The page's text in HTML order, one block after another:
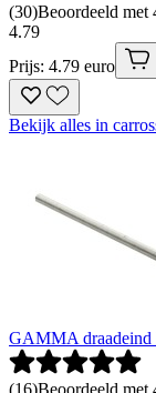
(30)Beoordeeld met
4.79
Prijs: 4.79 euro
Bekijk alles in
GAMMA
(16)Beoordeeld met